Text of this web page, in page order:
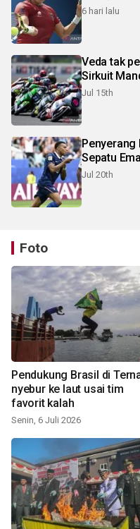
6 hari lalu
Veda tak
Sirkuit
Jul 15th
Penyerang
Sepatu
Jul 20th
Foto
Pendukung Brasil di
nyebur ke laut usai tim
favorit kalah
Senin, 6 Juli 2026